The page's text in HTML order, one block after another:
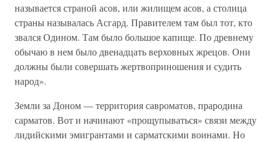
называется страной асов, или жилищем асов, а столица
страны называлась Асгард. Правителем там был тот, кто
звался Одином. Там было большое капище. По древнему
обычаю в нем было двенадцать верховных жрецов. Они
должны были совершать жертвоприношения и судить
народ».
Земли за Доном — территория савроматов, прародина
сарматов. Вот и начинают «прощупываться» связи между
лидийскими эмигрантами и сарматскими воинами. Но